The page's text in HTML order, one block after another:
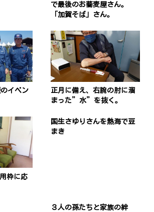
で最後のお蕎麦屋さん。
「加賀そば」さん。
イベン
正月に備え、右腕の肘に溜
まった”水”を抜く。
枠に応
国生さゆりさんを熱海で豆
まき
３人の孫たちと家族の絆